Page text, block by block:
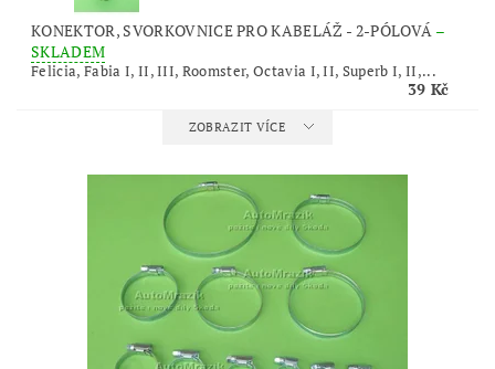
KONEKTOR, SVORKOVNICE PRO KABELÁŽ - 2-PÓLOVÁ –
SKLADEM
Felicia, Fabia I, II, III, Roomster, Octavia I, II, Superb I, II,...
39 Kč
ZOBRAZIT VÍCE